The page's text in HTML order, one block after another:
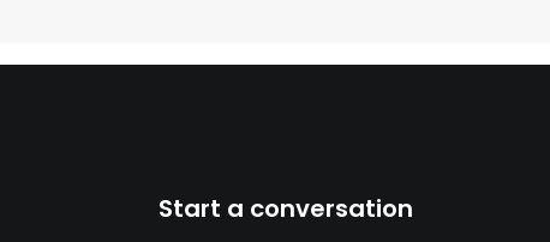
Start a conversation